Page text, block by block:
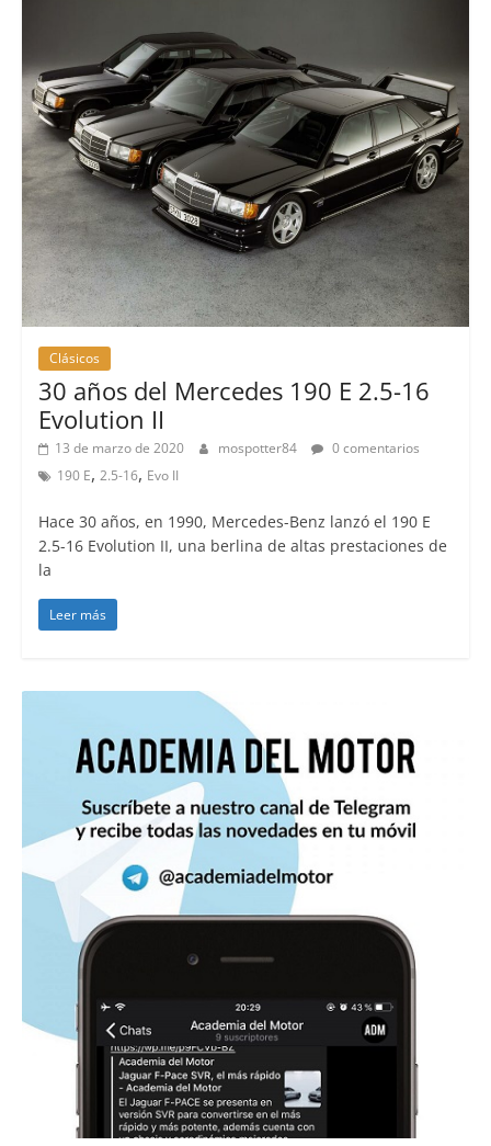
Clásicos
30 años del Mercedes 190 E 2.5-16
Evolution II
13 de marzo de 2020 mospotter84
0 comentarios
190 E, 2.5-16, Evo II
Hace 30 años, en 1990, Mercedes-Benz lanzó el 190 E
2.5-16 Evolution II, una berlina de altas prestaciones de
la
Leer más